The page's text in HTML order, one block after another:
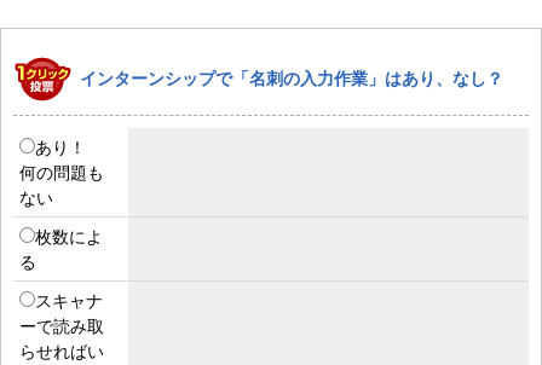
インターンシップで「名刺の入力作業」はあり、なし？
あり！
何の問題も
ない
枚数によ
る
スキャナ
ーで読み取
らせればい